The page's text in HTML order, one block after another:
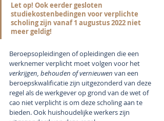
Let op! Ook eerder gesloten
studiekostenbedingen voor verplichte
scholing zijn vanaf 1 augustus 2022 niet
meer geldig!
Beroepsopleidingen of opleidingen die een
werknemer verplicht moet volgen voor het
verkrijgen, behouden of vernieuwen van een
beroepskwalificatie zijn uitgezonderd van deze
regel als de werkgever op grond van de wet of
cao niet verplicht is om deze scholing aan te
bieden. Ook huishoudelijke werkers zijn